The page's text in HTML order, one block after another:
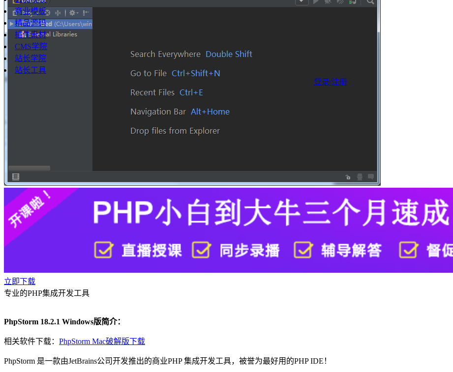
商业模板
精品源码
插件素材
CMS学院
站长学院
站长工具
登录/注册
立即下载
专业的PHP集成开发工具
PhpStorm 18.2.1 Windows版简介：
相关软件下载： PhpStorm Mac破解版下载
PhpStorm 是一款由JetBrains公司开发推出的商业PHP 集成开发工具，被誉为最好用的PHP IDE！